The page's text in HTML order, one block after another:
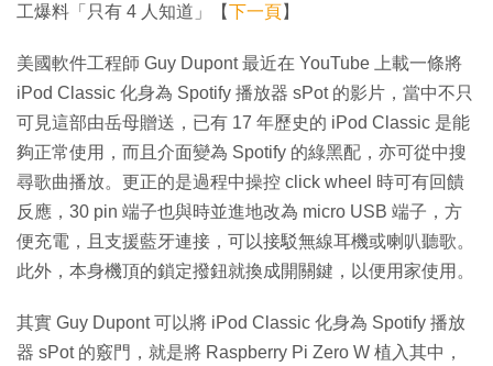
工爆料「只有 4 人知道」【下一頁】
美國軟件工程師 Guy Dupont 最近在 YouTube 上載一條將
iPod Classic 化身為 Spotify 播放器 sPot 的影片，當中不只
可見這部由岳母贈送，已有 17 年歷史的 iPod Classic 是能
夠正常使用，而且介面變為 Spotify 的綠黑配，亦可從中搜
尋歌曲播放。更正的是過程中操控 click wheel 時可有回饋
反應，30 pin 端子也與時並進地改為 micro USB 端子，方
便充電，且支援藍牙連接，可以接駁無線耳機或喇叭聽歌。
此外，本身機頂的鎖定撥鈕就換成開關鍵，以便用家使用。
其實 Guy Dupont 可以將 iPod Classic 化身為 Spotify 播放
器 sPot 的竅門，就是將 Raspberry Pi Zero W 植入其中，